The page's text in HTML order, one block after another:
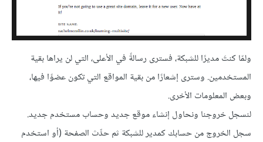
ولمّا كنتَ مديرًا للشبكة، فسترى رسالةً في الأعلى، التي لن يراها بقية
المستخدمين. وسترى إشعارًا من بقية المواقع التي تكون عضوًا فيها،
وبعض المعلومات الأخرى.
لنسجل خروجنا ونحاول إنشاء موقع جديد وحساب مستخدم جديد.
سجل الخروج من حسابك كمدير للشبكة ثم حدِّث الصفحة (أو استخدم